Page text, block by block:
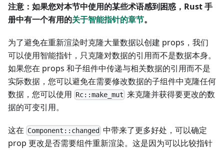
注意：如果您对本节中使用的某些术语感到困惑，Rust 手
册中有一个有用的关于智能指针的章节。
为了避免在重新渲染时克隆大量数据以创建 props，我们
可以使用智能指针，只克隆对数据的引用而不是数据本身。
如果您在 props 和子组件中传递与相关数据的引用而不是
实际数据，您可以避免在需要修改数据的子组件中克隆任何
数据，您可以使用 Rc::make_mut 来克隆并获得要更改的数
据的可变引用。
这在 Component::changed 中带来了更多好处，可以确定
prop 更改是否需要组件重新渲染。这是因为可以比较指针